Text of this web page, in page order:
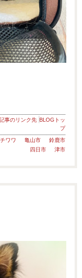
事のリンク先 BLOGトッ
プ
ワワ 亀山市
鈴鹿市
四日市
津市